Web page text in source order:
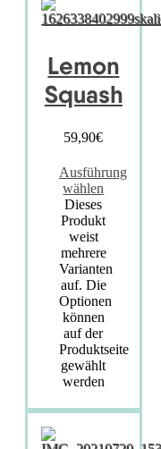
Lemon
Squash
59,90€
Ausführung
wählen
Dieses
Produkt
weist
mehrere
Varianten
auf. Die
Optionen
können
auf der
Produktseite
gewählt
werden